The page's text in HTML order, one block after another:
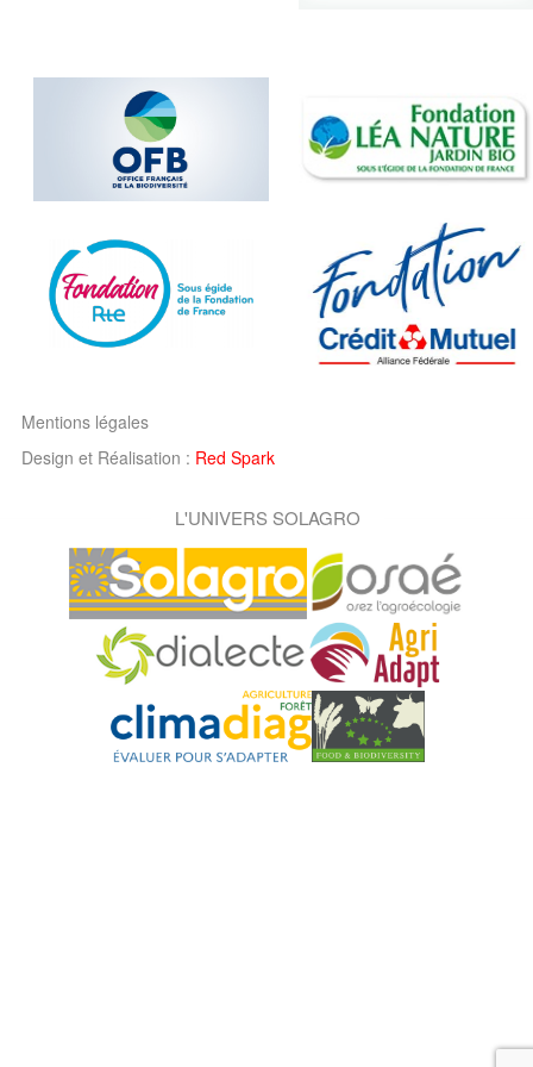
Mentions légales
Design et Réalisation : Red Spark
L'UNIVERS SOLAGRO